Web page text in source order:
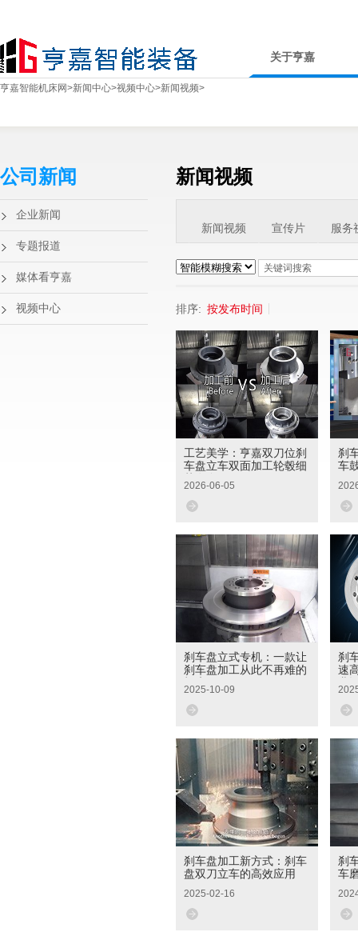
关于亨嘉
亨嘉智能机床网>新闻中心>视频中心>新闻视频>
公司新闻
企业新闻
专题报道
媒体看亨嘉
视频中心
新闻视频
新闻视频 宣传片 服务
排序: 按发布时间
工艺美学：亨嘉双刀位刹
车盘立车双面加工轮毂细
2026-06-05
刹
车
刹车盘立式专机：一款让
刹车盘加工从此不再难的
2025-10-09
刹
速
刹车盘加工新方式：刹车
盘双刀立车的高效应用
2025-02-16
刹
车